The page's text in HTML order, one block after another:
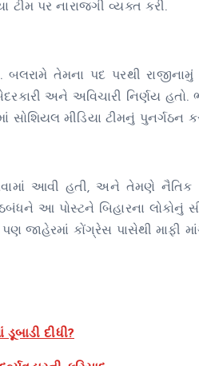
ટીમ પર નારાજગી વ્યક્ત કરી.
બલરામે તેમના પદ પરથી
અને અવિચારી નિર્ણય
સોશિયલ મીડિયા ટીમનું પુનર્ગઠન
આવી હતી, અને તેમણે નૈતિક
આ પોસ્ટને બિહારના લોકોનું
કોંગ્રેસ પાસેથી માફી
દીધી?